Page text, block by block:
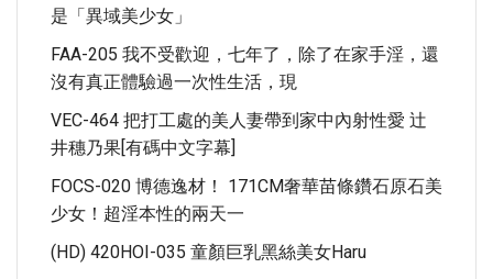
是「異域美少女」
FAA-205 我不受歡迎，七年了，除了在家手淫，還
沒有真正體驗過一次性生活，現
VEC-464 把打工處的美人妻帶到家中內射性愛 辻
井穗乃果[有碼中文字幕]
FOCS-020 博德逸材！ 171CM奢華苗條鑽石原石美
少女！超淫本性的兩天一
(HD) 420HOI-035 童顏巨乳黑絲美女haru